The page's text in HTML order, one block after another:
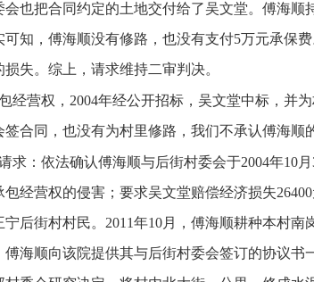
也把合同约定的土地交付给了吴文堂。傅海顺
知，傅海顺没有修路，也没有支付5万元承保
失。综上，请求维持二审判决。
经营权，2004年经公开招标，吴文堂中标，并
合同，也没有为村里修路，我们不承认傅海顺
求：依法确认傅海顺与后街村委会于2004年10
经营权的侵害；要求吴文堂赔偿经济损失
后街村村民。2011年10月，傅海顺耕种本村南
海顺向该院提供其与后街村委会签订的协议书